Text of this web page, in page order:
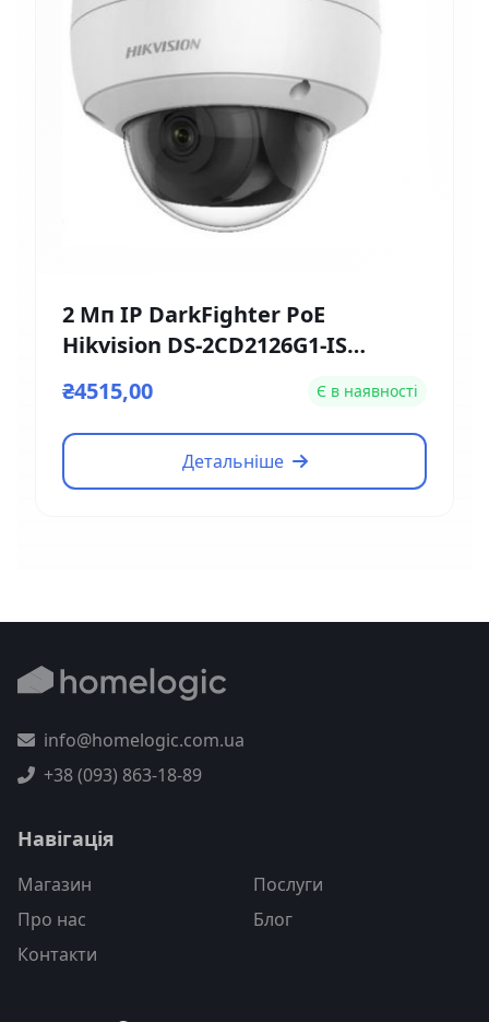
2 Мп IP DarkFighter PoE
Hikvision DS-2CD2126G1-IS
₴4515,00 Є в наявності
Детальніше
info@homelogic.com.ua
+38 (093) 863-18-89
Навігація
Магазин
Послуги
Про нас
Блог
Контакти